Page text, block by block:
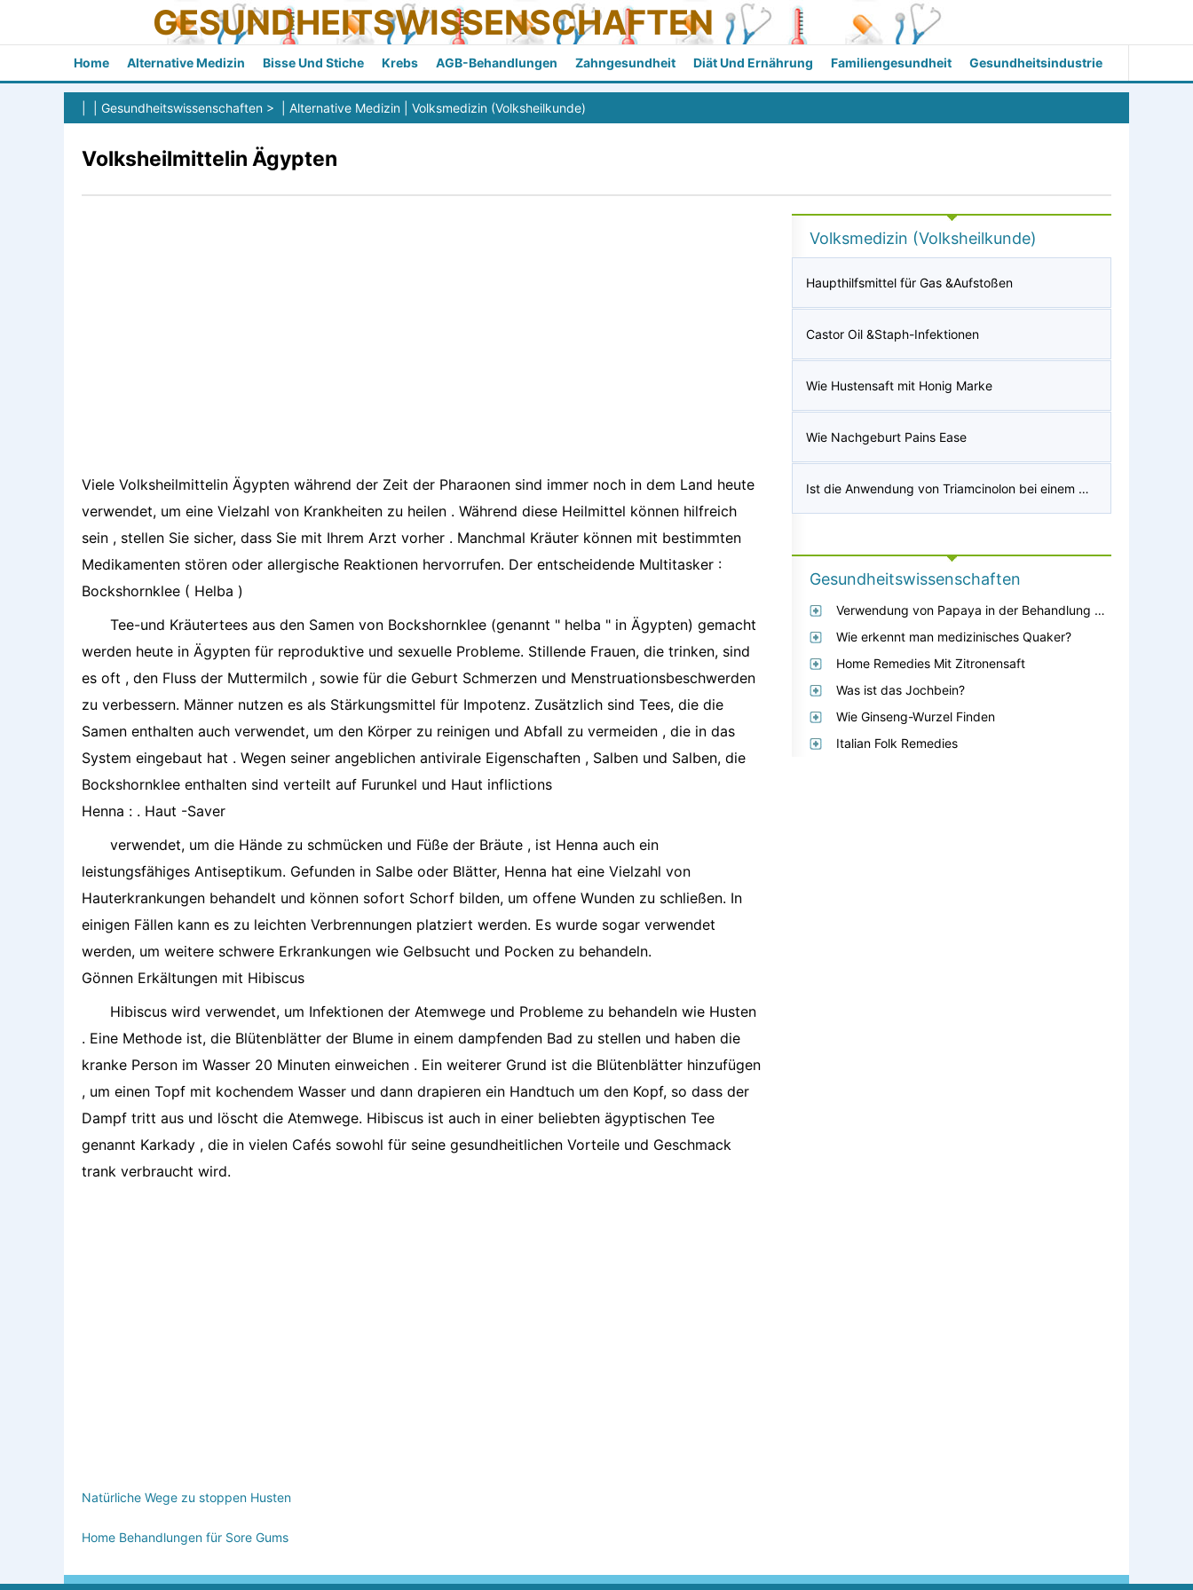
GESUNDHEITSWISSENSCHAFTEN
Home Alternative Medizin Bisse Und Stiche Krebs AGB-Behandlungen Zahngesundheit Diät Und Ernährung Familiengesundheit Gesundheitsindustrie
Gesundheitswissenschaften > | Alternative Medizin Volksmedizin (Volksheilkunde)
Volksheilmittelin Ägypten
Viele Volksheilmittelin Ägypten während der Zeit der Pharaonen sind immer noch in dem Land heute
verwendet, um eine Vielzahl von Krankheiten zu heilen . Während diese Heilmittel können hilfreich
sein , stellen Sie sicher, dass Sie mit Ihrem Arzt vorher . Manchmal Kräuter können mit bestimmten
Medikamenten stören oder allergische Reaktionen hervorrufen. Der entscheidende Multitasker :
Bockshornklee ( Helba )
Tee-und Kräutertees aus den Samen von Bockshornklee (genannt " helba " in Ägypten) gemacht
werden heute in Ägypten für reproduktive und sexuelle Probleme. Stillende Frauen, die trinken, sind
es oft , den Fluss der Muttermilch , sowie für die Geburt Schmerzen und Menstruationsbeschwerden
zu verbessern. Männer nutzen es als Stärkungsmittel für Impotenz. Zusätzlich sind Tees, die die
Samen enthalten auch verwendet, um den Körper zu reinigen und Abfall zu vermeiden , die in das
System eingebaut hat . Wegen seiner angeblichen antivirale Eigenschaften , Salben und Salben, die
Bockshornklee enthalten sind verteilt auf Furunkel und Haut inflictions
Henna : . Haut -Saver
verwendet, um die Hände zu schmücken und Füße der Bräute , ist Henna auch ein
leistungsfähiges Antiseptikum. Gefunden in Salbe oder Blätter, Henna hat eine Vielzahl von
Hauterkrankungen behandelt und können sofort Schorf bilden, um offene Wunden zu schließen. In
einigen Fällen kann es zu leichten Verbrennungen platziert werden. Es wurde sogar verwendet
werden, um weitere schwere Erkrankungen wie Gelbsucht und Pocken zu behandeln.
Gönnen Erkältungen mit Hibiscus
Hibiscus wird verwendet, um Infektionen der Atemwege und Probleme zu behandeln wie Husten
. Eine Methode ist, die Blütenblätter der Blume in einem dampfenden Bad zu stellen und haben die
kranke Person im Wasser 20 Minuten einweichen . Ein weiterer Grund ist die Blütenblätter hinzufügen
, um einen Topf mit kochendem Wasser und dann drapieren ein Handtuch um den Kopf, so dass der
Dampf tritt aus und löscht die Atemwege. Hibiscus ist auch in einer beliebten ägyptischen Tee
genannt Karkady , die in vielen Cafés sowohl für seine gesundheitlichen Vorteile und Geschmack
trank verbraucht wird.
Natürliche Wege zu stoppen Husten
Home Behandlungen für Sore Gums
Volksmedizin (Volksheilkunde)
Haupthilfsmittel für Gas &Aufstoßen
Castor Oil &Staph-Infektionen
Wie Hustensaft mit Honig Marke
Wie Nachgeburt Pains Ease
Ist die Anwendung von Triamcinolon bei einem Handpilz in Ordnung?
Gesundheitswissenschaften
Verwendung von Papaya in der Behandlung von diabetischen Geschwüren
Wie erkennt man medizinisches Quaker?
Home Remedies Mit Zitronensaft
Was ist das Jochbein?
Wie Ginseng-Wurzel Finden
Italian Folk Remedies